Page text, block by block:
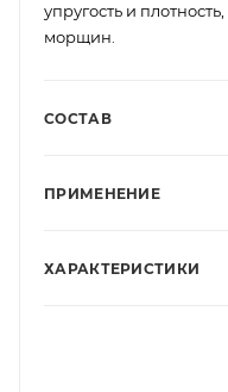
упругость и
морщин.
СОСТАВ
ПРИМЕНЕНИЕ
ХАРАКТЕРИСТИКИ